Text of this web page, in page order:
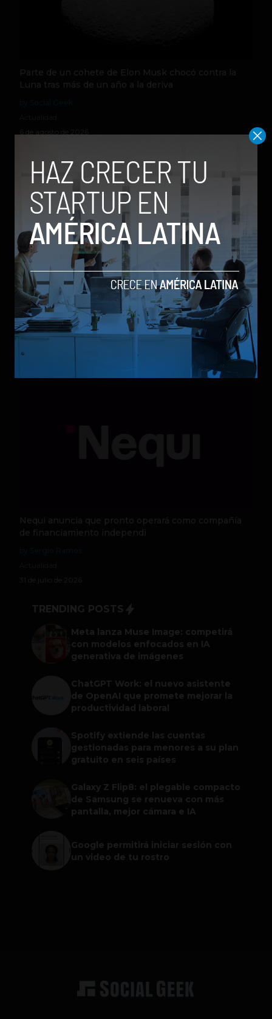
Parte de un cohete de Elon Musk chocó contra la
Luna tras más de un año a la deriva
6 de agosto de 2026
Qwen 3.8-Max, la nueva IA de Alibaba que desafía a
los modelos más poderosos
by Sergio Ramos
Actualidad
5 de agosto de 2026
Nequi anuncia que pronto operará como compañía
de financiamiento independi
31 de julio de 2026
TRENDING POSTS
Meta lanza Muse Image: competirá
con modelos enfocados en IA
generativa de imágenes
ChatGPT Work: el nuevo asistente
de OpenAI que promete mejorar la
productividad laboral
Spotify extiende las cuentas
gestionadas para menores a su plan
gratuito en seis países
Galaxy Z Flip8: el plegable compacto
de Samsung se renueva con más
pantalla, mejor cámara e IA
Google permitirá iniciar sesión con
un video de tu rostro